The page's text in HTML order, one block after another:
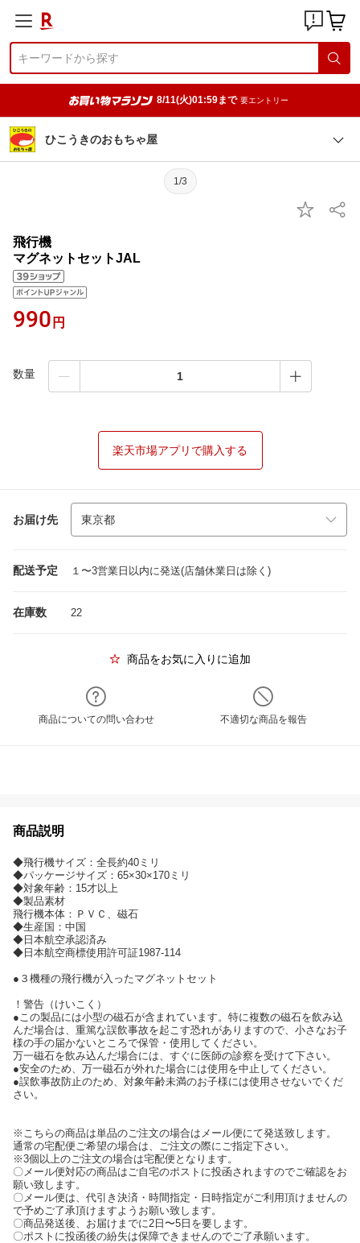
8/11(火)01:59まで 要エントリー
ひこうきのおもちゃ屋
1/3
飛行機
マグネットセットJAL
990 円
数量
楽天市場アプリで購入する
お届け先
配送予定 １〜3営業日以内に発送(店舗休業日は除く)
在庫数 22
商品をお気に入りに追加
商品についての問い合わせ 不適切な商品を報告
商品説明
◆飛行機サイズ：全長約40ミリ
◆パッケージサイズ：65×30×170ミリ
◆対象年齢：15才以上
◆製品素材
飛行機本体：ＰＶＣ、磁石
◆生産国：中国
◆日本航空承認済み
◆日本航空商標使用許可証1987-114
●３機種の飛行機が入ったマグネットセット
！警告（けいこく）
●この製品には小型の磁石が含まれています。特に複数の磁石を飲み込
んだ場合は、重篤な誤飲事故を起こす恐れがありますので、小さなお子
様の手の届かないところで保管・使用してください。
万一磁石を飲み込んだ場合には、すぐに医師の診察を受けて下さい。
●安全のため、万一磁石が外れた場合には使用を中止してください。
●誤飲事故防止のため、対象年齢未満のお子様には使用させないでくだ
さい。
※こちらの商品は単品のご注文の場合はメール便にて発送致します。
通常の宅配便ご希望の場合は、ご注文の際にご指定下さい。
※3個以上のご注文の場合は宅配便となります。
〇メール便対応の商品はご自宅のポストに投函されますのでご確認をお
願い致します。
〇メール便は、代引き決済・時間指定・日時指定がご利用頂けませんの
で予めご了承頂けますようお願い致します。
〇商品発送後、お届けまでに2日〜5日を要します。
〇ポストに投函後の紛失は保障できませんのでご了承願います。